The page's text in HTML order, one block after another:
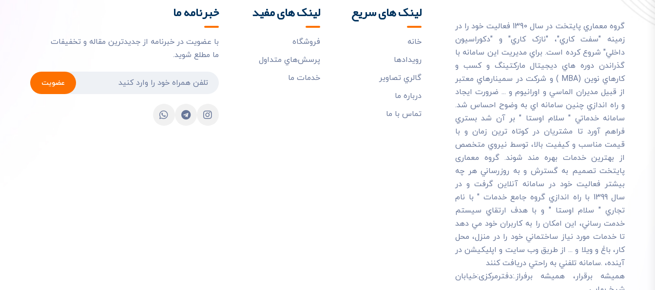
گروه معماري پايتخت در سال 1390 فعاليت خود را در
زمينه "سفت کاري"، "نازک کاري" و "دکوراسيون
داخلي" شروع کرده است. براي مديريت اين سامانه با
گذراندن دوره هاي ديجيتال مارکتينگ و کسب و
کارهاي نوين (MBA ) و شرکت در سمينارهاي معتبر
از قبيل مديران الماسي و اورانيوم و ... ضرورت ايجاد
و راه اندازي چنين سامانه اي به وضوح احساس شد.
سامانه خدماتي " سلام اوستا " بر آن شد بستري
فراهم آورد تا مشتريان در کوتاه ترين زمان و با
قيمت مناسب و کيفيت بالا، توسط نيروي متخصص
از بهترين خدمات بهره مند شوند. گروه معماری
پایتخت تصميم به گسترش و به روزرساني هر چه
بيشتر فعاليت خود در سامانه آنلاين گرفت و در
سال 1399 با راه اندازي گروه جامع خدمات " با نام
تجاري " سلام اوستا " و با هدف ارتقاي سيستم
خدمت رساني، اين امکان را به کاربران خود مي دهد
تا خدمات مورد نياز ساختماني خود را در منزل، محل
کار، باغ و ويلا و ... از طريق وب سايت و اپليکيشن در
آينده، .سامانه تلفني به راحتي دريافت کنند
هميشه برقرار، هميشه برفراز.:دفترمرکزی:خیابان
لینک های سریع
خانه
رويدادها
گالري تصاوير
درباره ما
تماس با ما
لینک های مفید
فروشگاه
پرسش‌هاي متداول
خدمات ما
خبرنامه ما
با عضویت در خبرنامه از جدیدترین مقاله و تخفیفات
ما مطلع شوید.
عضویت